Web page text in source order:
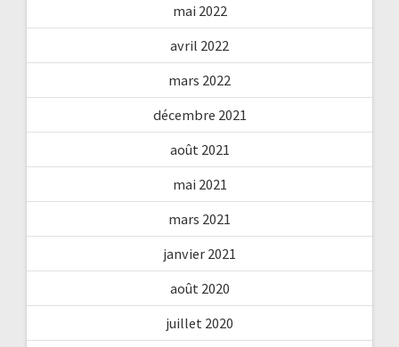
mai 2022
avril 2022
mars 2022
décembre 2021
août 2021
mai 2021
mars 2021
janvier 2021
août 2020
juillet 2020